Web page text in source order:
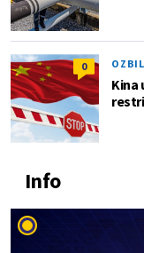
0
Kina
Info